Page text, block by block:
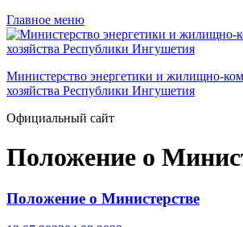
Главное меню
Министерство энергетики и жилищно-
хозяйства Республики Ингушетия
Официальный сайт
Положение о
Положение о Министерстве